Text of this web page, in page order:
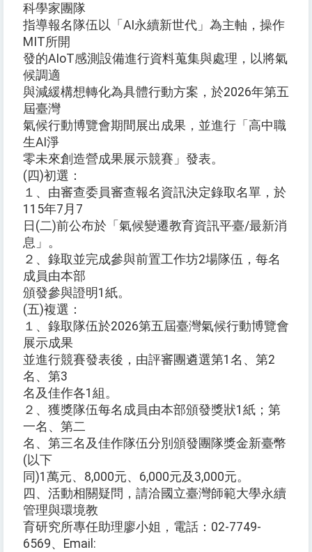
科學家團隊
指導報名隊伍以「AI永續新世代」為主軸，操作
MIT所開
發的AIoT感測設備進行資料蒐集與處理，以將氣
候調適
與減緩構想轉化為具體行動方案，於2026年第五
屆臺灣
氣候行動博覽會期間展出成果，並進行「高中職
生AI淨
零未來創造營成果展示競賽」發表。
(四)初選：
１、由審查委員審查報名資訊決定錄取名單，於
115年7月7
日(二)前公布於「氣候變遷教育資訊平臺/最新消
息」。
２、錄取並完成參與前置工作坊2場隊伍，每名
成員由本部
頒發參與證明1紙。
(五)複選：
１、錄取隊伍於2026第五屆臺灣氣候行動博覽會
展示成果
並進行競賽發表後，由評審團遴選第1名、第2
名、第3
名及佳作各1組。
２、獲獎隊伍每名成員由本部頒發獎狀1紙；第
一名、第二
名、第三名及佳作隊伍分別頒發團隊獎金新臺幣
(以下
同)1萬元、8,000元、6,000元及3,000元。
四、活動相關疑問，請洽國立臺灣師範大學永續
管理與環境教
育研究所專任助理廖小姐，電話：02-7749-
6569、Email: